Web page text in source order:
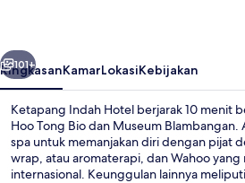
Berikutnya
101+
RingkasanKamarLokasiKebijakan
Ketapang Indah Hotel berjarak 10 menit
Hoo Tong Bio dan Museum
spa untuk memanjakan diri dengan pijat
wrap, atau aromaterapi, dan Wahoo yang
internasional. Keunggulan lainnya